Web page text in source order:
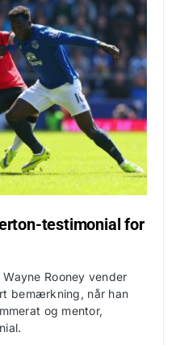
testimonial for
Rooney vender
bemærkning, når han
og mentor,